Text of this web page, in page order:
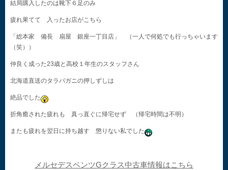
結局購入したのは靴下６足のみ
疲れ果てて 入ったお店がこちら
「総本家 備長 扇屋 銀座一丁目店」 （一人で何処でも行っちゃいます
（笑））
仲良く成った23歳と高校１年生のスタッフさん
北海道直送のタラバガニの押しずしは
絶品でした
折角癒された疲れも 真っ直ぐに帰宅せず （帰宅時間は不明）
またも疲れを翌日に持ち越す 懲りない私でした
メルセデスベンツGクラス中古車情報はこちら